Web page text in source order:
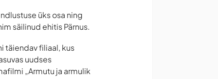
üks osa ning
säilinud ehitis Pärnus.
täiendav filiaal, kus
uudses
„Armutu ja armulik